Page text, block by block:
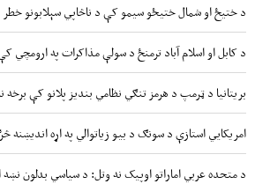
د ختیځ او شمال ختیځو سیمو کې د ناڅاپي سېلابونو خطر
د کابل او اسلام آباد ترمنځ د سولې مذاکرات په ارومچي
بریتانیا د ټرمپ د هرمز تنګي نظامي بندیز پلانو کې برخه
امریکايي استازې د سونګ د بیو زیاتوالي په اړه اندیښنه
د متحده عربي اماراتو اوپیک نه وتل: د سیاسي بدلون